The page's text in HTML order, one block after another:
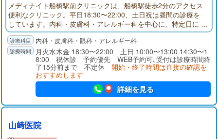
メディナイト船橋駅前クリニックは、船橋駅徒歩2分のアクセス
便利なクリニック。平日18:30〜22:00、土日祝は昼間の診療を
しています。内科・皮膚科・アレルギー科を中心に、特定日に
は眼科診療にも対応。さらにピル・性感染症・AGA・ED・禁煙
外来など幅広い自費診療もご用意。お仕事帰りや休日の急な体
調不良にも安心してご受診いただけます。
内科・皮膚科・眼科・アレルギー科
月火水木金 18:30〜22:00 土日 10:00〜13:00 14:30〜1
8:00 祝休診 予約優先 WEB予約可､受付は診療時間終
了15分前まで 不定休 開始・終了時間は直接の確認を
おすすめします
詳細を見る
山﨑医院